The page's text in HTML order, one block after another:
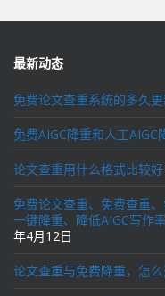
航
最新动态
免费论文查重系统的多久更
免费AIGC降重和人工AIGC
论文查重用什么格式比较好
免费论文查重、免费查重
一键降重、降低AIGC写作
年4月12日
论文查重与免费降重，怎么